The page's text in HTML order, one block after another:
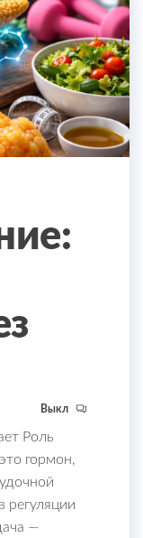
Выкл
Роль
гормон,
регуляции
—